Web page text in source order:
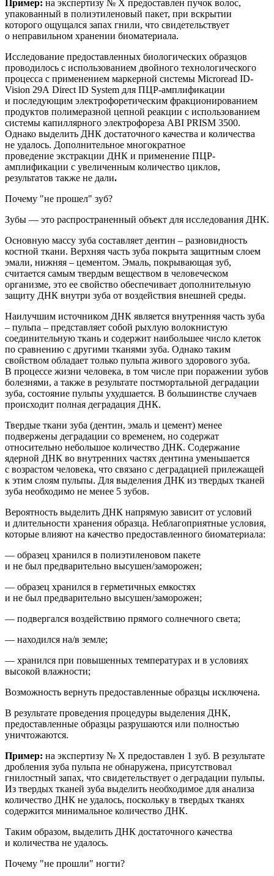
Пример: на экспертизу № Х предоставлен пучок волос,
упакованный в полиэтиленовый пакет, при вскрытии
которого ощущался запах гнили, что свидетельствует
о неправильном хранении биоматериала.
Исследование предоставленных биологических образцов
проводилось с использованием двойного технологического
процесса с применением маркерной системы Microread ID-
Vision 29A Direct ID System для ПЦР-амплификации
и последующим электрофоретическим фракционированием
продуктов полимеразной цепной реакции с использованием
системы капиллярного электрофореза ABI PRISM 3500.
Однако выделить ДНК достаточного качества и количества
не удалось. Дополнительное многократное
проведение экстракции ДНК и применение ПЦР-
амплификации с увеличенным количество циклов,
результатов также не дали.
Почему "не прошел" зуб?
Зубы — это распространенный объект для исследования ДНК.
Основную массу зуба составляет дентин – разновидность
костной ткани. Верхняя часть зуба покрыта защитным слоем
эмали, нижняя – цементом. Эмаль, покрывающая зуб,
считается самым твердым веществом в человеческом
организме, это ее свойство обеспечивает дополнительную
защиту ДНК внутри зуба от воздействия внешней среды.
Наилучшим источником ДНК является внутренняя часть зуба
– пульпа – представляет собой рыхлую волокнистую
соединительную ткань и содержит наибольшее число клеток
по сравнению с другими тканями зуба. Однако таким
свойством обладает только пульпа живого здорового зуба.
В процессе жизни человека, в том числе при поражении зубов
болезнями, а также в результате постмортальной деградации
зуба, состояние пульпы ухудшается. В большинстве случаев
происходит полная деградация ДНК.
Твердые ткани зуба (дентин, эмаль и цемент) менее
подвержены деградации со временем, но содержат
относительно небольшое количество ДНК. Содержание
ядерной ДНК во внутренних частях дентина уменьшается
с возрастом человека, что связано с деградацией прилежащей
к этим слоям пульпы. Для выделения ДНК из твердых тканей
зуба необходимо не менее 5 зубов.
Вероятность выделить ДНК напрямую зависит от условий
и длительности хранения образца. Неблагоприятные условия,
которые влияют на качество предоставленного биоматериала:
— образец хранился в полиэтиленовом пакете
и не был предварительно высушен/заморожен;
— образец хранился в герметичных емкостях
и не был предварительно высушен/заморожен;
— подвергался воздействию прямого солнечного света;
— находился на/в земле;
— хранился при повышенных температурах и в условиях
высокой влажности;
Возможность вернуть предоставленные образцы исключена.
В результате проведения процедуры выделения ДНК,
предоставленные образцы разрушаются или полностью
уничтожаются.
Пример: на экспертизу № Х предоставлен 1 зуб. В результате
дробления зуба пульпа не обнаружена, присутствовал
гнилостный запах, что свидетельствует о деградации пульпы.
Из твердых тканей зуба выделить необходимое для анализа
количество ДНК не удалось, поскольку в твердых тканях
содержится минимальное количество ДНК.
Таким образом, выделить ДНК достаточного качества
и количества не удалось.
Почему "не прошли" ногти?